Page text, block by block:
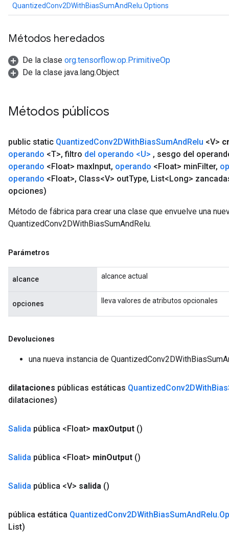
QuantizedConv2DWithBiasSumAndRelu.Options
Métodos heredados
De la clase org.tensorflow.op.PrimitiveOp
De la clase java.lang.Object
Métodos públicos
public static QuantizedConv2DWithBiasSumAndRelu <V>
operando <T>, filtro del operando <U> , sesgo del
operando <Float> maxInput, operando <Float> minFilter,
operando <Float>, Class<V> outType, List<Long>
opciones)
Método de fábrica para crear una clase que envuelve una
QuantizedConv2DWithBiasSumAndRelu.
Parámetros
alcance alcance actual
opciones lleva valores de atributos opcionales
Devoluciones
una nueva instancia de
dilataciones públicas estáticas QuantizedConv2DWithBias
dilataciones)
Salida pública <Float> maxOutput ()
Salida pública <Float> minOutput ()
Salida pública <V> salida ()
pública estática QuantizedConv2DWithBiasSumAndRelu.
List)